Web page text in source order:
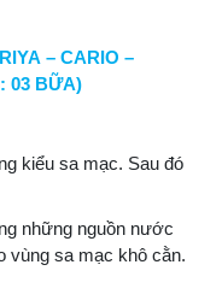
– CARIO –
03 BỮA)
kiểu sa mạc. Sau đó
những nguồn nước
vùng sa mạc khô cằn.